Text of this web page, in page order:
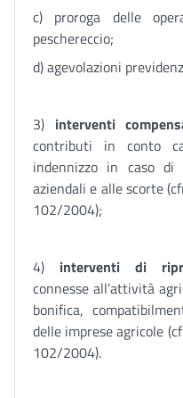
c) proroga delle
peschereccio;
d) agevolazioni
3) interventi
contributi in conto
indennizzo in caso
aziendali e alle scorte
102/2004);
4) interventi di
connesse all’attività
bonifica,
delle imprese agricole
102/2004).